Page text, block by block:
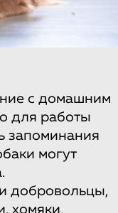
с домашним
для работы
запоминания
могут
добровольцы,
хомяки,